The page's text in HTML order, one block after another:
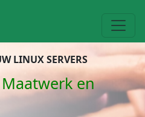
LINUX SERVERS
en